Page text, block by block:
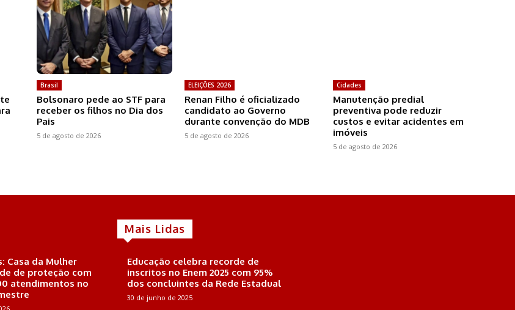
Brasil
Bolsonaro pede ao STF para
receber os filhos no Dia dos
Pais
5 de agosto de 2026
ELEIÇÕES 2026
Renan Filho é oficializado
candidato ao Governo
durante convenção do MDB
5 de agosto de 2026
Cidades
Manutenção predial
preventiva pode reduzir
custos e evitar acidentes em
imóveis
5 de agosto de 2026
Casa da Mulher
de proteção com
atendimentos no
Mais Lidas
Educação celebra recorde de
inscritos no Enem 2025 com 95%
dos concluintes da Rede Estadual
30 de junho de 2025